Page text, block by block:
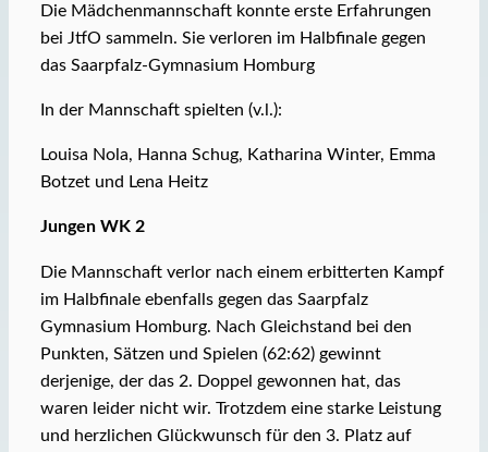
Die Mädchenmannschaft konnte erste Erfahrungen
bei JtfO sammeln. Sie verloren im Halbfinale gegen
das Saarpfalz-Gymnasium Homburg
In der Mannschaft spielten (v.l.):
Louisa Nola, Hanna Schug, Katharina Winter, Emma
Botzet und Lena Heitz
Jungen WK 2
Die Mannschaft verlor nach einem erbitterten Kampf
im Halbfinale ebenfalls gegen das Saarpfalz
Gymnasium Homburg. Nach Gleichstand bei den
Punkten, Sätzen und Spielen (62:62) gewinnt
derjenige, der das 2. Doppel gewonnen hat, das
waren leider nicht wir. Trotzdem eine starke Leistung
und herzlichen Glückwunsch für den 3. Platz auf